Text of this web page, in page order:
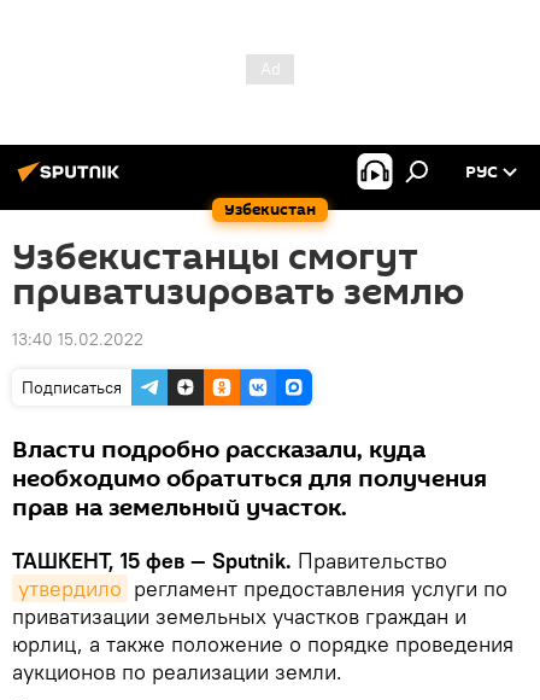
Узбекистан
РУС
Узбекистанцы смогут
приватизировать землю
13:40 15.02.2022
Подписаться
Власти подробно рассказали, куда
необходимо обратиться для получения
прав на земельный участок.
ТАШКЕНТ, 15 фев — Sputnik. Правительство
утвердило регламент предоставления услуги по
приватизации земельных участков граждан и
юрлиц, а также положение о порядке проведения
аукционов по реализации земли.